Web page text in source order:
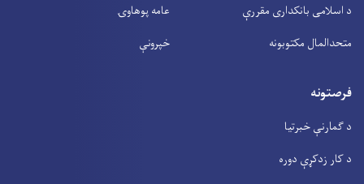
د اسلامی بانکداری مقررې
متحدالمال مکتوبونه
عامه پوهاوۍ
خپرونې
فرصتونه
د ګمارنې خبرتیا
د کار زدکړې دوره